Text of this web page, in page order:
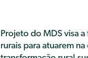
Projeto do MDS visa
rurais para atuarem